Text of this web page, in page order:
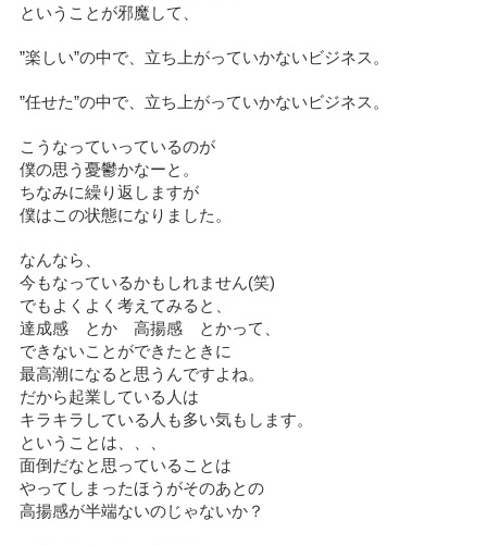
ということが邪魔して、
”楽しい”の中で、立ち上がっていかないビジネス。
”任せた”の中で、立ち上がっていかないビジネス。
こうなっていっているのが
僕の思う憂鬱かなーと。
ちなみに繰り返しますが
僕はこの状態になりました。
なんなら、
今もなっているかもしれません(笑)
でもよくよく考えてみると、
達成感 とか 高揚感 とかって、
できないことができたときに
最高潮になると思うんですよね。
だから起業している人は
キラキラしている人も多い気もします。
ということは、、、
面倒だなと思っていることは
やってしまったほうがそのあとの
高揚感が半端ないのじゃないか？